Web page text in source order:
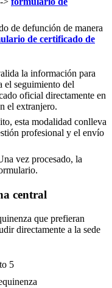
de defunción de manera
de certificado de
la información para
el seguimiento del
oficial directamente en
el extranjero.
esta modalidad conlleva
profesional y el envío
vez procesado, la
central
que prefieran
directamente a la sede
5